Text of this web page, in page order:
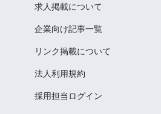
求人掲載について
企業向け記事一覧
リンク掲載について
法人利用規約
採用担当ログイン